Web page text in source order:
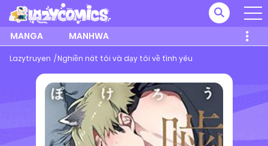
MANGA MANHWA
Lazytruyen Nghiền nát tôi và dạy tôi về tình yêu